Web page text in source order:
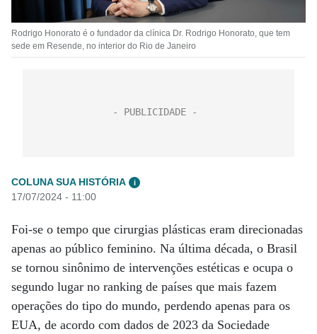
Rodrigo Honorato é o fundador da clínica Dr. Rodrigo Honorato, que tem
sede em Resende, no interior do Rio de Janeiro
COLUNA SUA HISTÓRIA i
17/07/2024 - 11:00
Foi-se o tempo que cirurgias plásticas eram direcionadas
apenas ao público feminino. Na última década, o Brasil
se tornou sinônimo de intervenções estéticas e ocupa o
segundo lugar no ranking de países que mais fazem
operações do tipo do mundo, perdendo apenas para os
EUA, de acordo com dados de 2023 da Sociedade